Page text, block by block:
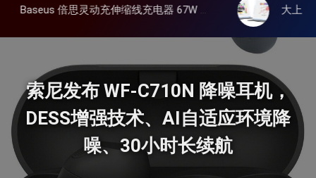
电器 67W 3C，超耐用可伸缩线、氮化镓、3C多设备同时充 大上 Paperlike 13K 彩屏版显示
索尼发布 WF-C710N 降噪耳机，
DESS增强技术、AI自适应环境降
噪、30小时长续航